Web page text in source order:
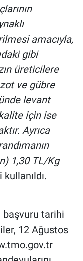
amacıyla,
gibi
üreticilere
ve gübre
levant
için ise
Ayrıca
1,30 TL/Kg
başvuru tarihi
12 Ağustos